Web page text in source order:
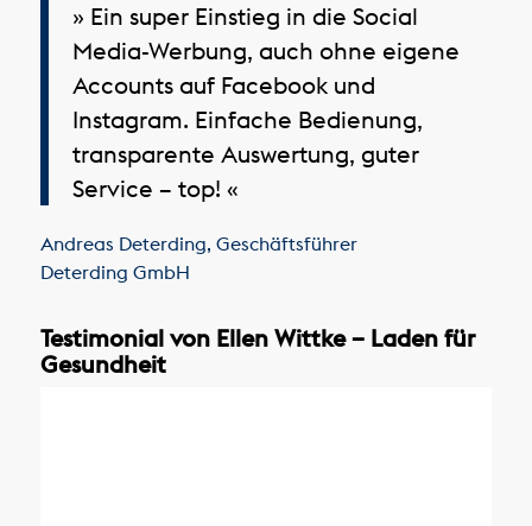
» Ein super Einstieg in die Social
Media-Werbung, auch ohne eigene
Accounts auf Facebook und
Instagram. Einfache Bedienung,
transparente Auswertung, guter
Service – top! «
Andreas Deterding, Geschäftsführer
Deterding GmbH
Testimonial von Ellen Wittke – Laden für
Gesundheit